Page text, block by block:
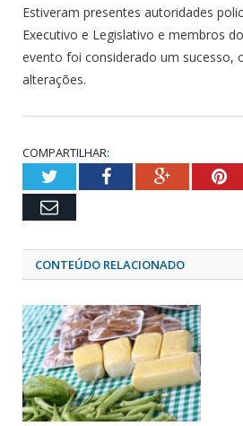
Estiveram presentes autoridades
Executivo e Legislativo e membros
evento foi considerado um sucesso,
alterações.
COMPARTILHAR:
TwitterFacebookGoogle+
Email
CONTEÚDO RELACIONADO